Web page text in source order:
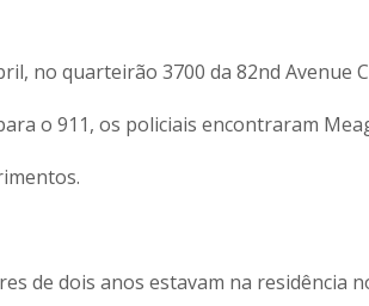
no quarteirão 3700 da 82nd Avenue
o 911, os policiais encontraram
de dois anos estavam na